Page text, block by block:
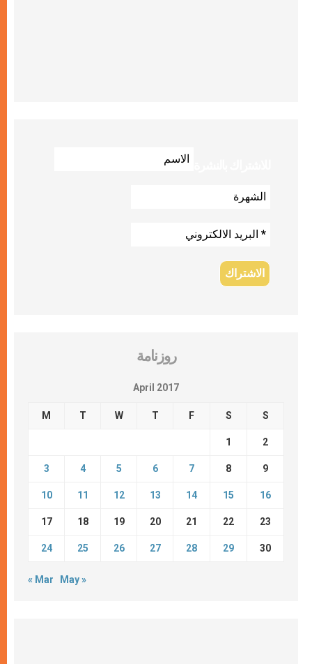
روزنامة
April 2017
M T W T F S S
1 2
3 4 5 6 7 8 9
10 11 12 13 14 15 16
17 18 19 20 21 22 23
24 25 26 27 28 29 30
« Mar May »